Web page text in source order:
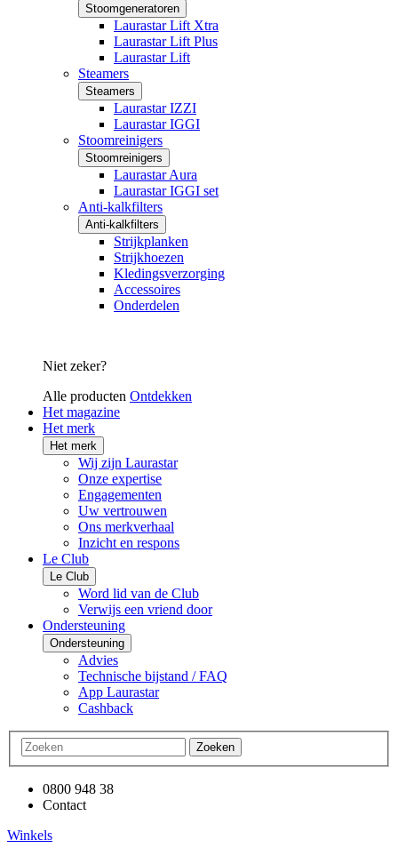
Stoomgeneratoren
Laurastar Lift Xtra
Laurastar Lift Plus
Laurastar Lift
Steamers
Steamers
Laurastar IZZI
Laurastar IGGI
Stoomreinigers
Stoomreinigers
Laurastar Aura
Laurastar IGGI set
Anti-kalkfilters
Anti-kalkfilters
Strijkplanken
Strijkhoezen
Kledingsverzorging
Accessoires
Onderdelen
Niet zeker?
Alle producten Ontdekken
Het magazine
Het merk
Het merk
Wij zijn Laurastar
Onze expertise
Engagementen
Uw vertrouwen
Ons merkverhaal
Inzicht en respons
Le Club
Le Club
Word lid van de Club
Verwijs een vriend door
Ondersteuning
Ondersteuning
Advies
Technische bijstand / FAQ
App Laurastar
Cashback
Zoeken
0800 948 38
Contact
Winkels